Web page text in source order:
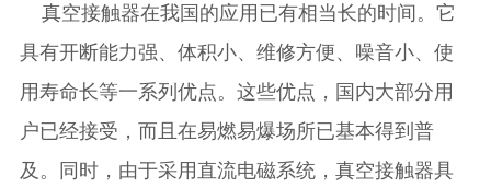
真空接触器在我国的应用已有相当长的时间。它
具有开断能力强、体积小、维修方便、噪音小、使
用寿命长等一系列优点。这些优点，国内大部分用
户已经接受，而且在易燃易爆场所已基本得到普
及。同时，由于采用直流电磁系统，真空接触器具